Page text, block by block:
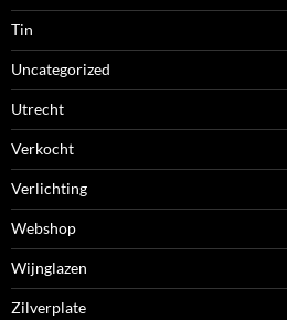
Tin
Uncategorized
Utrecht
Verkocht
Verlichting
Webshop
Wijnglazen
Zilverplate